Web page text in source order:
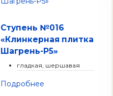
Ступень №016
«Клинкерная плитка
Шагрень-Р5»
гладкая, шершавая
Подробнее